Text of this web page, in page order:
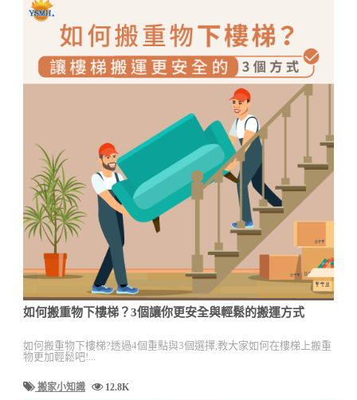
如何搬重物下樓梯？3個讓你更安全與輕鬆的搬運方式
如何搬重物下樓梯?透過4個重點與3個選擇,教大家如何在樓梯上搬重
物更加輕鬆吧!...
搬家小知識 12.8K